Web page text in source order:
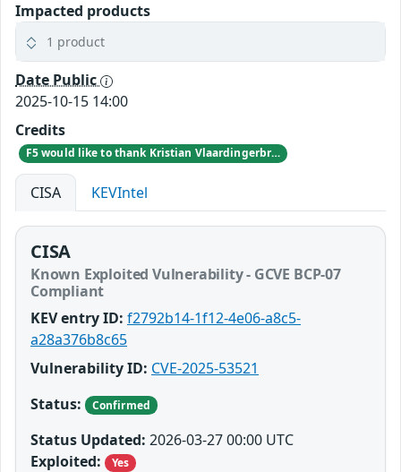
Impacted products
1 product
Date Public
2025-10-15 14:00
Credits
F5 would like to thank Kristian Vlaardingerbroek, Hugo Trippaers, and other people of Schuberg Philis; Bart Vrancken; Fox-IT; and the National Cyber Security Centre (NCSC) in the Netherlands for their assistance in investigating this issue and following the highest standards of coordinated disclosure.
CISA KEVIntel
CISA
Known Exploited Vulnerability - GCVE BCP-07
Compliant
KEV entry ID: f2792b14-1f12-4e06-a8c5-
a28a376b8c65
Vulnerability ID: CVE-2025-53521
Status:
Confirmed
Status Updated: 2026-03-27 00:00 UTC
Exploited:
Yes